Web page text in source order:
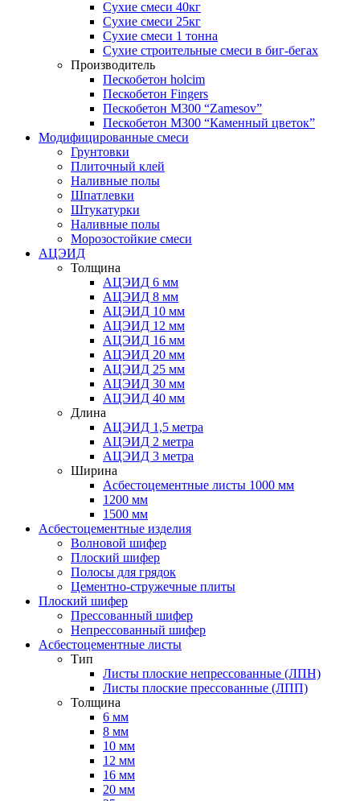
Сухие смеси 40кг
Сухие смеси 25кг
Сухие смеси 1 тонна
Сухие строительные смеси в биг-бегах
Производитель
Пескобетон holcim
Пескобетон Fingers
Пескобетон М300 “Zamesov”
Пескобетон М300 “Каменный цветок”
Модифицированные смеси
Грунтовки
Плиточный клей
Наливные полы
Шпатлевки
Штукатурки
Наливные полы
Морозостойкие смеси
АЦЭИД
Толщина
АЦЭИД 6 мм
АЦЭИД 8 мм
АЦЭИД 10 мм
АЦЭИД 12 мм
АЦЭИД 16 мм
АЦЭИД 20 мм
АЦЭИД 25 мм
АЦЭИД 30 мм
АЦЭИД 40 мм
Длина
АЦЭИД 1,5 метра
АЦЭИД 2 метра
АЦЭИД 3 метра
Ширина
Асбестоцементные листы 1000 мм
1200 мм
1500 мм
Асбестоцементные изделия
Волновой шифер
Плоский шифер
Полосы для грядок
Цементно-стружечные плиты
Плоский шифер
Прессованный шифер
Непрессованный шифер
Асбестоцементные листы
Тип
Листы плоские непрессованные (ЛПН)
Листы плоские прессованные (ЛПП)
Толщина
6 мм
8 мм
10 мм
12 мм
16 мм
20 мм